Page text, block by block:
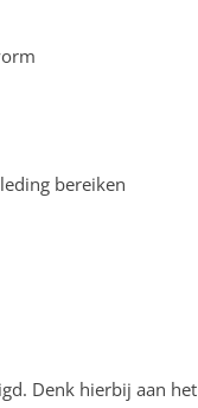
bereiken
Denk hierbij aan het